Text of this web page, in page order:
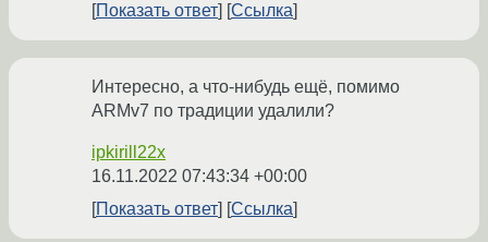
Показать ответ
Ссылка
Интересно, а что-нибудь ещё, помимо
ARMv7 по традиции удалили?
ipkirill22x
16.11.2022 07:43:34 +00:00
Показать ответ
Ссылка